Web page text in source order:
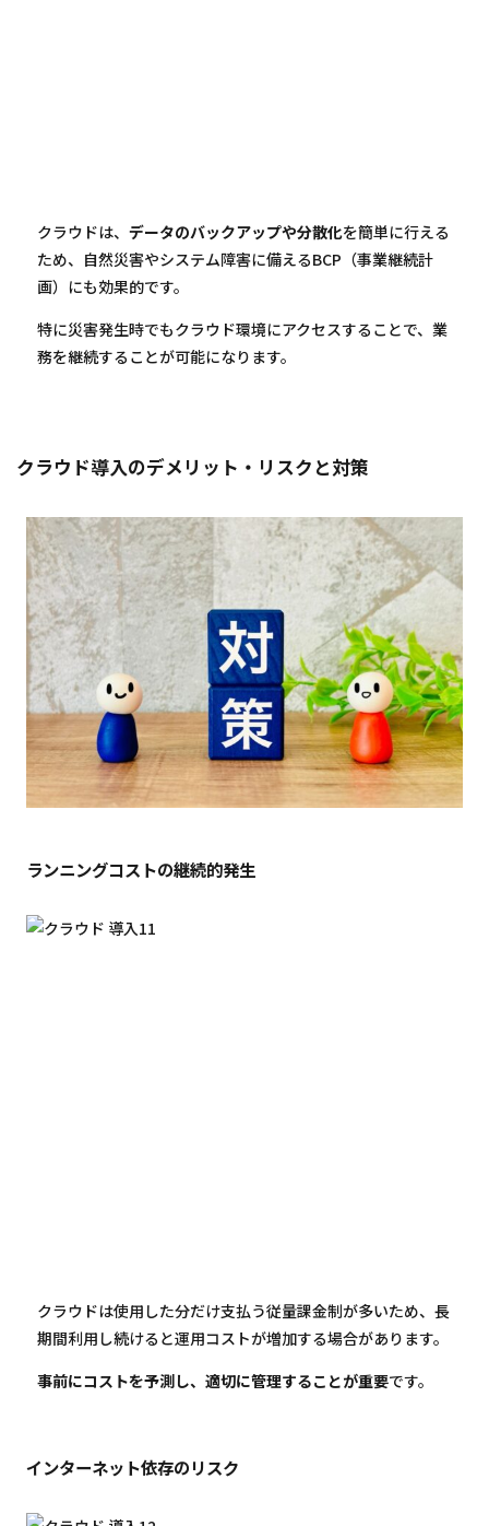
クラウドは、 データのバックアップや分散化を簡単に行える
ため、自然災害やシステム障害に備えるBCP（事業継続計
画）にも効果的です。
特に災害発生時でもクラウド環境にアクセスすることで、業
務を継続することが可能になります。
クラウド導入のデメリット・リスクと対策
ランニングコストの継続的発生
クラウドは使用した分だけ支払う従量課金制が多いため、長
期間利用し続けると運用コストが増加する場合があります。
事前にコストを予測し、適切に管理することが重要です。
インターネット依存のリスク